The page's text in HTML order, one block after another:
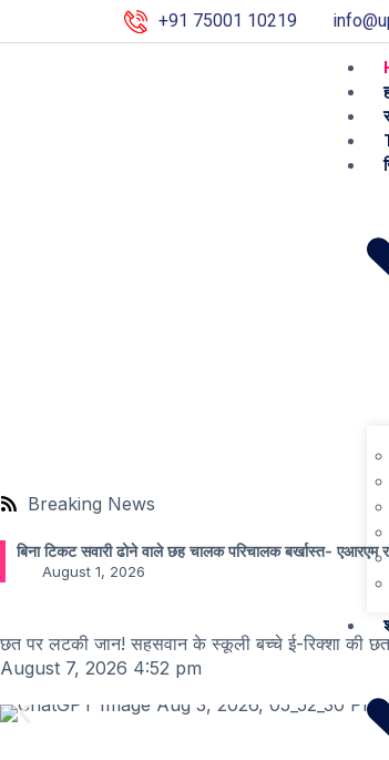
+91 75001 10219
Breaking News
बिना टिकट सवारी ढोने वाले छह चालक परिचालक बर्खास्त- एआरएम
August 1, 2026
छत पर लटकी जान! सहसवान के स्कूली बच्चे ई-रिक्शा की
August 7, 2026 4:52 pm